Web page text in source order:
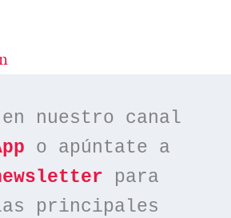
en nuestro canal
o apúntate a
para
principales